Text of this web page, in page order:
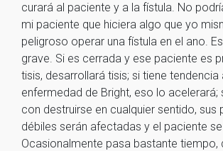
curará al paciente y a la fístula. No
mi paciente que hiciera algo que yo
peligroso operar una fístula en el ano.
grave. Si es cerrada y ese paciente es
tisis, desarrollará tisis; si tiene tendencia
enfermedad de Bright, eso lo acelerará;
con destruirse en cualquier sentido, sus
débiles serán afectadas y el paciente
Ocasionalmente pasa bastante tiempo,